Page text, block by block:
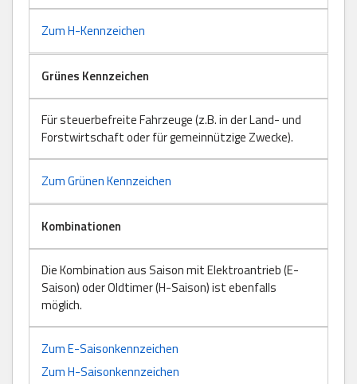
Zum H-Kennzeichen
Grünes Kennzeichen
Für steuerbefreite Fahrzeuge (z.B. in der Land- und
Forstwirtschaft oder für gemeinnützige Zwecke).
Zum Grünen Kennzeichen
Kombinationen
Die Kombination aus Saison mit Elektroantrieb (E-
Saison) oder Oldtimer (H-Saison) ist ebenfalls
möglich.
Zum E-Saisonkennzeichen
Zum H-Saisonkennzeichen